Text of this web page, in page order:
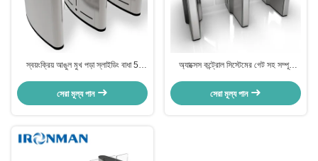
স্বয়ংক্রিয় আঙুল মুখ পড়া স্লাইডিং বাধা 5
সেরা মূল্য পান
অ্যাক্সেস কন্ট্রোল সিস্টেমের গেট সহ সম্পূর্ণ
সেরা মূল্য পান